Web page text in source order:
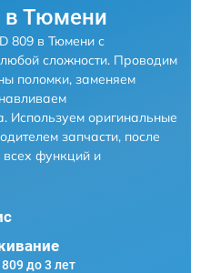
в Тюмени
809 в Тюмени с
сложности. Проводим
поломки, заменяем
Используем оригинальные
запчасти, после
функций и
до 3 лет